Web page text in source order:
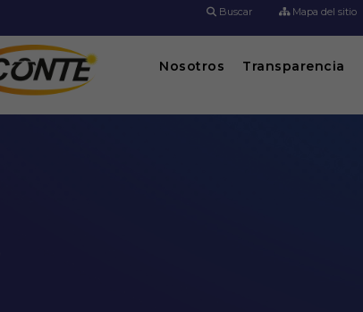
Buscar Mapa del sitio
Nosotros Transparencia